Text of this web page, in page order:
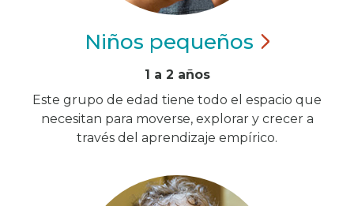
Niños pequeños
1 a 2 años
Este grupo de edad tiene todo el espacio que
necesitan para moverse, explorar y crecer a
través del aprendizaje empírico.